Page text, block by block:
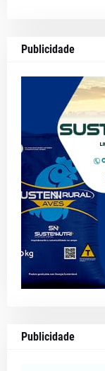
Publicidade
Publicidade